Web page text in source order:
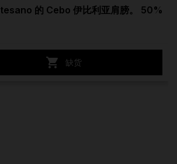
的 Cebo 伊比利亚肩膀。 50%
 缺货